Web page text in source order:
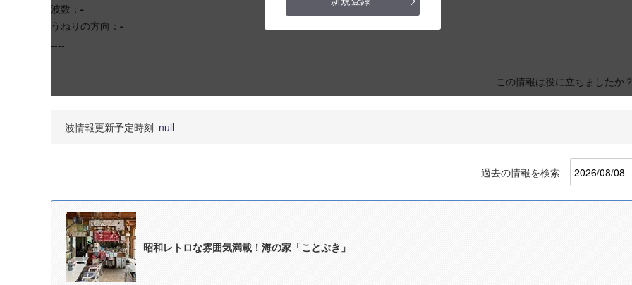
波数： -
うねりの方向： -
----
この情報は役に立ちましたか？
波情報更新予定時刻 null
過去の情報を検索
昭和レトロな雰囲気満載！海の家「ことぶき」